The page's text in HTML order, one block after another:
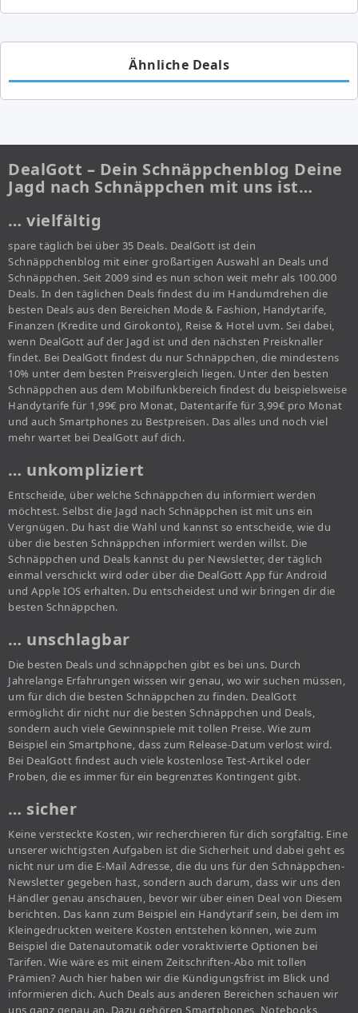
Ähnliche Deals
DealGott – Dein Schnäppchenblog Deine
Jagd nach Schnäppchen mit uns ist…
… vielfältig
spare täglich bei über 35 Deals. DealGott ist dein
Schnäppchenblog mit einer großartigen Auswahl an Deals und
Schnäppchen. Seit 2009 sind es nun schon weit mehr als 100.000
Deals. In den täglichen Deals findest du im Handumdrehen die
besten Deals aus den Bereichen Mode & Fashion, Handytarife,
Finanzen (Kredite und Girokonto), Reise & Hotel uvm. Sei dabei,
wenn DealGott auf der Jagd ist und den nächsten Preisknaller
findet. Bei DealGott findest du nur Schnäppchen, die mindestens
10% unter dem besten Preisvergleich liegen. Unter den besten
Schnäppchen aus dem Mobilfunkbereich findest du beispielsweise
Handytarife für 1,99€ pro Monat, Datentarife für 3,99€ pro Monat
und auch Smartphones zu Bestpreisen. Das alles und noch viel
mehr wartet bei DealGott auf dich.
… unkompliziert
Entscheide, über welche Schnäppchen du informiert werden
möchtest. Selbst die Jagd nach Schnäppchen ist mit uns ein
Vergnügen. Du hast die Wahl und kannst so entscheide, wie du
über die besten Schnäppchen informiert werden willst. Die
Schnäppchen und Deals kannst du per Newsletter, der täglich
einmal verschickt wird oder über die DealGott App für Android
und Apple IOS erhalten. Du entscheidest und wir bringen dir die
besten Schnäppchen.
… unschlagbar
Die besten Deals und schnäppchen gibt es bei uns. Durch
Jahrelange Erfahrungen wissen wir genau, wo wir suchen müssen,
um für dich die besten Schnäppchen zu finden. DealGott
ermöglicht dir nicht nur die besten Schnäppchen und Deals,
sondern auch viele Gewinnspiele mit tollen Preise. Wie zum
Beispiel ein Smartphone, dass zum Release-Datum verlost wird.
Bei DealGott findest auch viele kostenlose Test-Artikel oder
Proben, die es immer für ein begrenztes Kontingent gibt.
… sicher
Keine versteckte Kosten, wir recherchieren für dich sorgfältig. Eine
unserer wichtigsten Aufgaben ist die Sicherheit und dabei geht es
nicht nur um die E-Mail Adresse, die du uns für den Schnäppchen-
Newsletter gegeben hast, sondern auch darum, dass wir uns den
Händler genau anschauen, bevor wir über einen Deal von Diesem
berichten. Das kann zum Beispiel ein Handytarif sein, bei dem im
Kleingedruckten weitere Kosten entstehen können, wie zum
Beispiel die Datenautomatik oder voraktivierte Optionen bei
Tarifen. Wie wäre es mit einem Zeitschriften-Abo mit tollen
Prämien? Auch hier haben wir die Kündigungsfrist im Blick und
informieren dich. Auch Deals aus anderen Bereichen schauen wir
uns ganz genau an. Dazu gehören Smartphones, Notebooks,